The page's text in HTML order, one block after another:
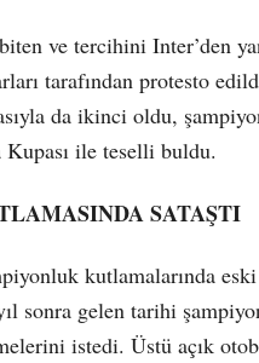
ve tercihini Inter’den
tarafından protesto
da ikinci oldu,
ile teselli buldu.
SATAŞTI
kutlamalarında
sonra gelen tarihi
istedi. Üstü açık